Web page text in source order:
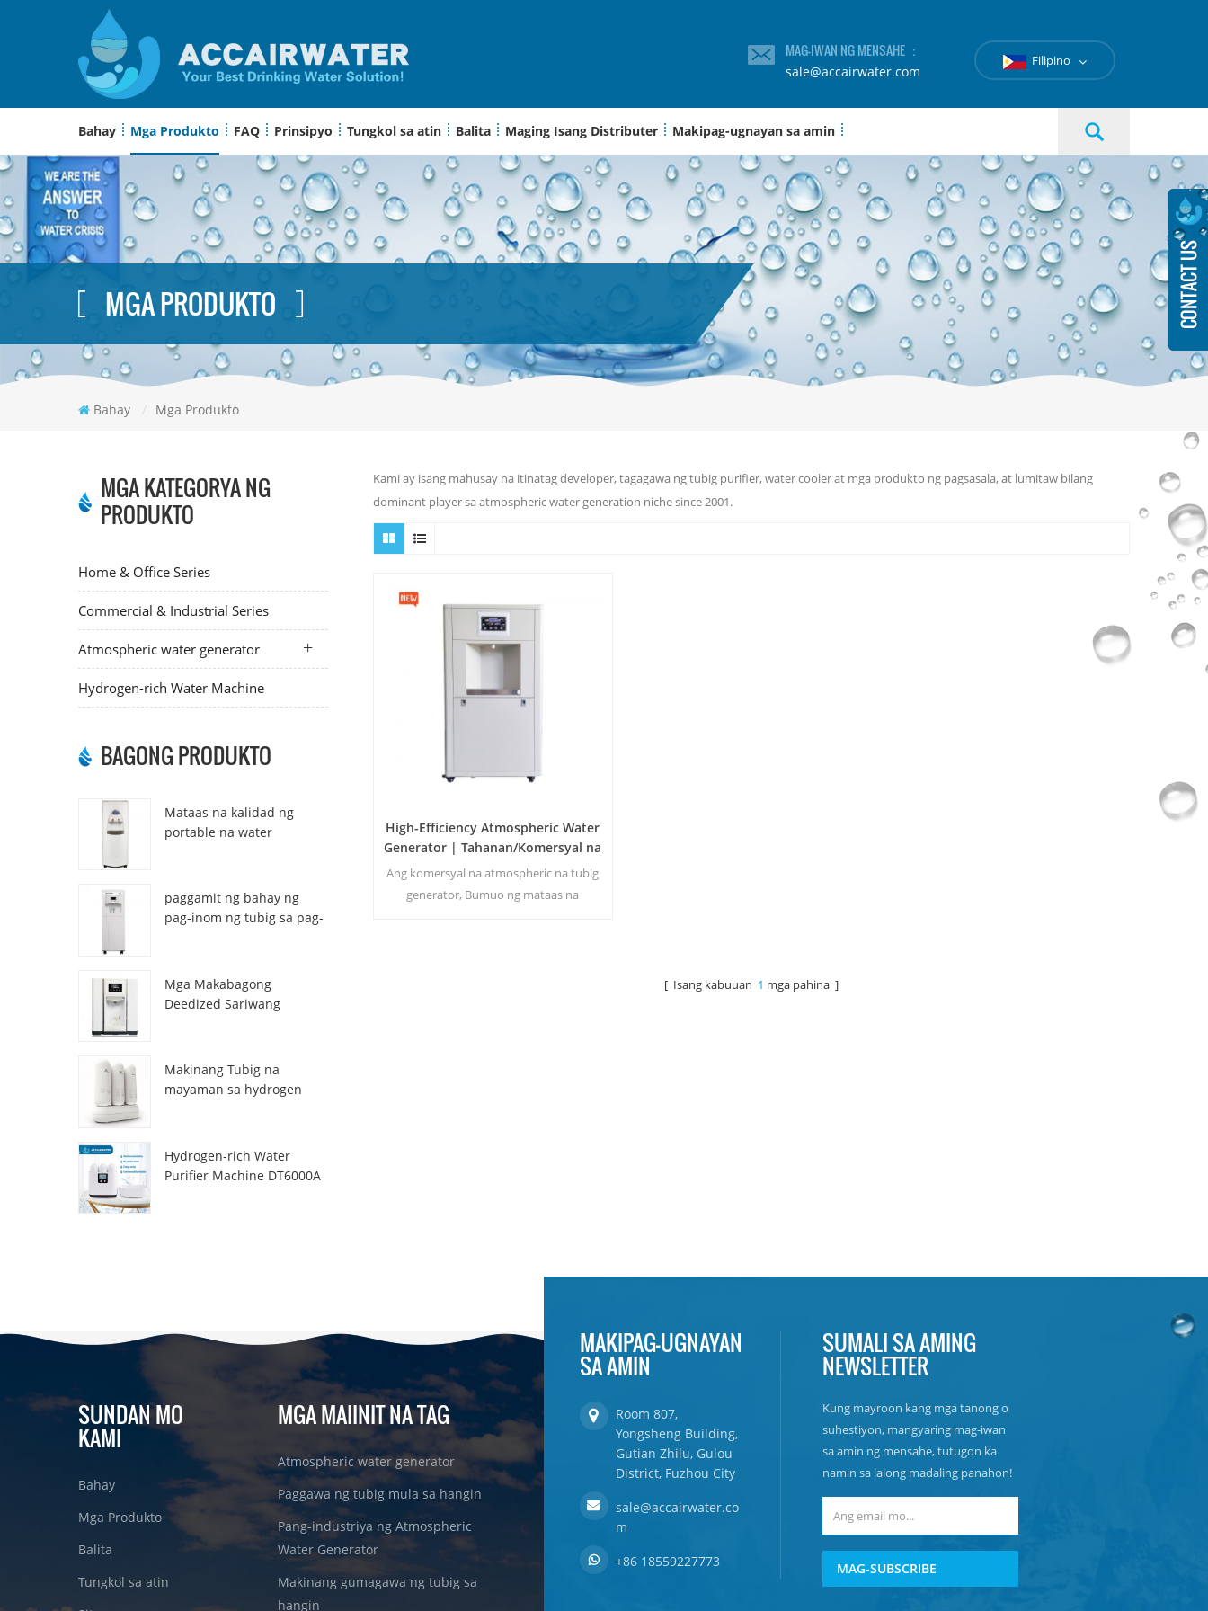
MAG-IWAN NG MENSAHE ：
sale@accairwater.com
Filipino
Bahay Mga Produkto FAQ Prinsipyo Tungkol sa atin Balita Maging Isang Distributer Makipag-ugnayan sa amin
MGA PRODUKTO
Bahay / Mga Produkto
MGA KATEGORYA NG
PRODUKTO
Home & Office Series
Commercial & Industrial Series
Atmospheric water generator
Hydrogen-rich Water Machine
BAGONG PRODUKTO
Mataas na kalidad ng
portable na water
paggamit ng bahay ng
pag-inom ng tubig sa pag-
Mga Makabagong
Deedized Sariwang
ZL9510W
Makinang Tubig na
mayaman sa hydrogen
Hydrogen-rich Water
Purifier Machine DT6000A
Kami ay isang mahusay na itinatag developer, tagagawa ng tubig purifier, water cooler at mga produkto ng pagsasala, at lumitaw bilang
dominant player sa atmospheric water generation niche since 2001.
High-Efficiency Atmospheric Water
Generator | Tahanan/Komersyal na
Eco-Friendly na Device | EA-60E
Ang komersyal na atmospheric na tubig
generator, Bumuo ng mataas na
[ Isang kabuuan 1 mga pahina ]
SUNDAN MO
KAMI
Bahay
Mga Produkto
Balita
Tungkol sa atin
MGA MAIINIT NA TAG
Atmospheric water generator
Paggawa ng tubig mula sa hangin
Pang-industriya ng Atmospheric
Water Generator
Makinang gumagawa ng tubig sa
hangin
MAKIPAG-UGNAYAN
SA AMIN
Room 807,
Yongsheng Building,
Gutian Zhilu, Gulou
District, Fuzhou City
sale@accairwater.co
m
+86 18559227773
SUMALI SA AMING
NEWSLETTER
Kung mayroon kang mga tanong o
suhestiyon, mangyaring mag-iwan
sa amin ng mensahe, tutugon ka
namin sa lalong madaling panahon!
MAG-SUBSCRIBE